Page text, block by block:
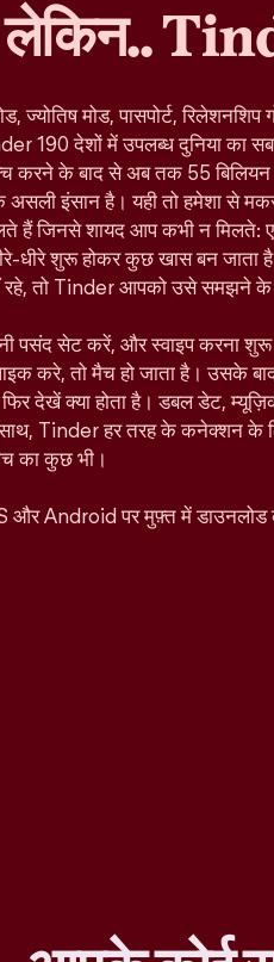
लेकिन..
ज्योतिष मोड, पासपोर्ट,
190 देशों में उपलब्ध दुनिया का
करने के बाद से अब तक 55 बिलियन
इंसान है। यही तो हमेशा से
हैं जिनसे शायद आप कभी न मिलते:
धीरे शुरू होकर कुछ खास बन जाता
तो Tinder आपको उसे समझने के
पसंद सेट करें, और स्वाइप करना
करे, तो मैच हो जाता है। उसके
देखें क्या होता है। डबल डेट,
Tinder हर तरह के कनेक्शन के
का कुछ भी।
और Android पर मुफ़्त में डाउनलोड